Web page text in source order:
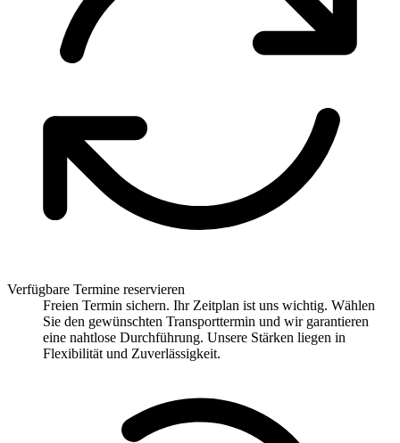
Verfügbare Termine reservieren
Freien Termin sichern. Ihr Zeitplan ist uns wichtig. Wählen
Sie den gewünschten Transporttermin und wir garantieren
eine nahtlose Durchführung. Unsere Stärken liegen in
Flexibilität und Zuverlässigkeit.